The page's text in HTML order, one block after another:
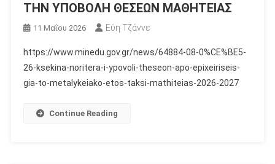
ΤΗΝ ΥΠΟΒΟΛΗ ΘΕΣΕΩΝ ΜΑΘΗΤΕΙΑΣ
11 Μαΐου 2026 Εύη Τζάννε
https://www.minedu.gov.gr/news/64884-08-0%CE%BE5-
26-ksekina-noritera-i-ypovoli-theseon-apo-epixeiriseis-
gia-to-metalykeiako-etos-taksi-mathiteias-2026-2027
Continue Reading